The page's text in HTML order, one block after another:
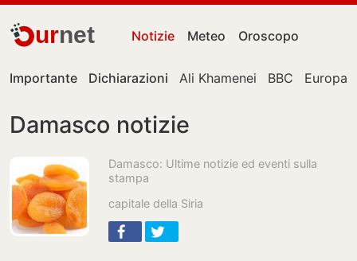
urnet Notizie Meteo Oroscopo
Importante Dichiarazioni Ali Khamenei BBC Europa
Damasco notizie
Damasco: Ultime notizie ed eventi sulla
stampa
capitale della Siria